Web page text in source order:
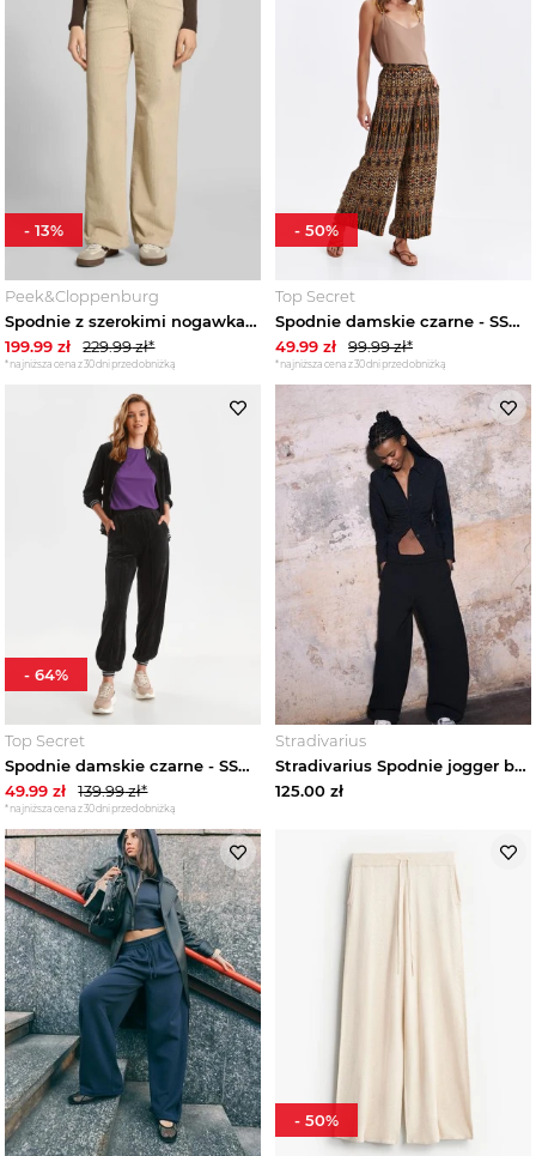
Peek&Cloppenburg
Spodnie z szerokimi nogawkami z Mieszanka bawełny Spodnie sztruksowe Model 'TESSA' Vero Moda Écru
199.99 zł 229.99zł*
*najniższa cena z 30 dni przed obniżką
-13%
Top Secret
Spodnie damskie czarne - SSP4469CA spodnie długie - TOP SECRET - Odzieżowy sklep internetowy TOP SECRET
49.99 zł 99.99zł*
*najniższa cena z 30 dni przed obniżką
- 50%
Top Secret
Spodnie damskie czarne - SSP4174CA spodnie długie - TOP SECRET - Odzieżowy sklep internetowy TOP SECRET
49.99 zł 139.99zł*
*najniższa cena z 30 dni przed obniżką
-64%
Stradivarius
Stradivarius Spodnie jogger barrel Czarny
125.00 zł
- 50%